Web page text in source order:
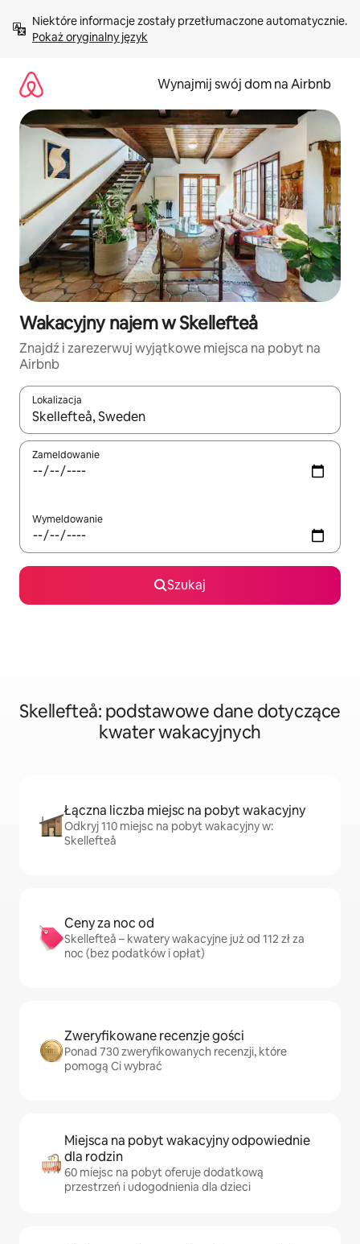
treści Pokaż oryginalny język
Wynajmij swój dom na Airbnb
Wakacyjny najem w Skellefteå
Znajdź i zarezerwuj wyjątkowe miejsca na pobyt na
Airbnb
Lokalizacja
Gdy wyniki będą dostępne, możesz poruszać się po nich za
Zameldowanie
Wymeldowanie
Szukaj
Skellefteå: podstawowe dane dotyczące
kwater wakacyjnych
Łączna liczba miejsc na pobyt wakacyjny
Odkryj 110 miejsc na pobyt wakacyjny w:
Skellefteå
Ceny za noc od
Skellefteå – kwatery wakacyjne już od 112 zł za
noc (bez podatków i opłat)
Zweryfikowane recenzje gości
Ponad 730 zweryfikowanych recenzji, które
pomogą Ci wybrać
Miejsca na pobyt wakacyjny odpowiednie
dla rodzin
60 miejsc na pobyt oferuje dodatkową
przestrzeń i udogodnienia dla dzieci